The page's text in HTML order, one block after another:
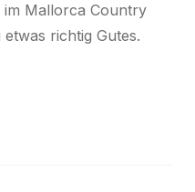
im Mallorca Country
richtig Gutes.